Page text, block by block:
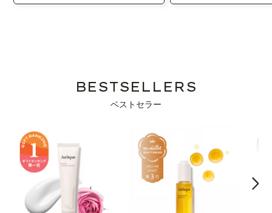
BESTSELLERS
ベストセラー